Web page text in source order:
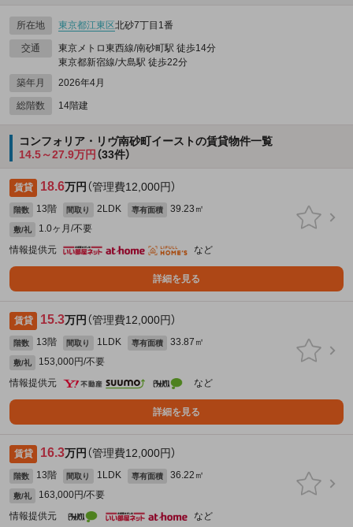
所在地 東京都江東区北砂7丁目1番
交通
東京メトロ東西線/南砂町駅 徒歩14分
東京都新宿線/大島駅 徒歩22分
築年月
2026年4月
総階数 14階建
コンフォリア・リヴ南砂町イーストの賃貸物件一覧
14.5～27.9万円 （33件）
賃貸 18.6万円 （管理費12,000円）
階数 13階 間取り 2LDK 専有面積 39.23㎡
敷/礼
1.0ヶ月/不要
情報提供元
など
詳細を見る
賃貸 15.3万円 （管理費12,000円）
階数 13階 間取り 1LDK 専有面積 33.87㎡
敷/礼
153,000円/不要
情報提供元
など
詳細を見る
賃貸 16.3万円 （管理費12,000円）
階数 13階 間取り 1LDK 専有面積 36.22㎡
敷/礼
163,000円/不要
情報提供元
など